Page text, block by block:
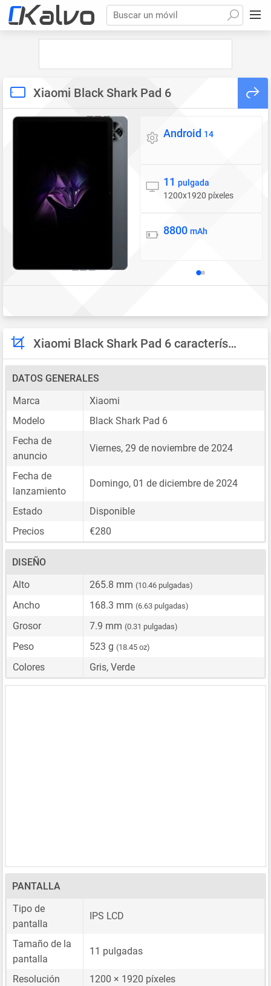
Buscar un móvil
Xiaomi Black Shark Pad 6
Sistema operativo
Android 14
Pantalla
11 pulgada
1200x1920 píxeles
Batería
8800 mAh
Xiaomi Black Shark Pad 6 características
DATOS GENERALES
Marca
Xiaomi
Modelo
Black Shark Pad 6
Fecha de
anuncio
Viernes, 29 de noviembre de 2024
Fecha de
lanzamiento
Domingo, 01 de diciembre de 2024
Estado
Disponible
Precios
€280
DISEÑO
Alto
265.8 mm (10.46 pulgadas)
Ancho 168.3 mm (6.63 pulgadas)
Grosor 7.9 mm (0.31 pulgadas)
Peso 523 g (18.45 oz)
Colores Gris, Verde
PANTALLA
Tipo de
pantalla
IPS LCD
Tamaño de la
pantalla
11 pulgadas
Resolución
1200 × 1920 píxeles